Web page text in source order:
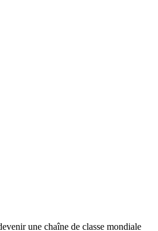
une chaîne de classe mondiale